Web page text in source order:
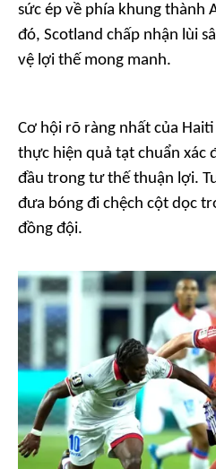
sức ép về phía khung thành
đó, Scotland chấp nhận lùi
vệ lợi thế mong manh.
Cơ hội rõ ràng nhất của
thực hiện quả tạt chuẩn xác
đầu trong tư thế thuận lợi.
đưa bóng đi chệch cột dọc
đồng đội.